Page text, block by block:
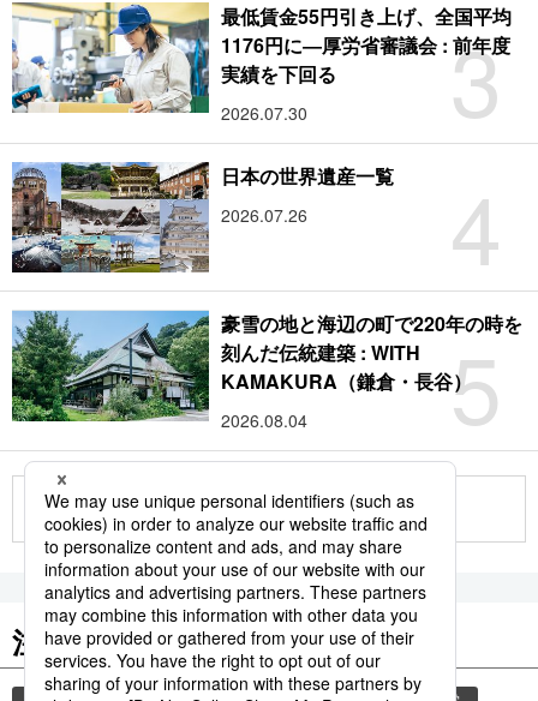
3
最低賃金55円引き上げ、全国平均
1176円に―厚労省審議会 : 前年度
実績を下回る
2026.07.30
4
日本の世界遺産一覧
2026.07.26
5
豪雪の地と海辺の町で220年の時を
刻んだ伝統建築 : WITH
KAMAKURA（鎌倉・長谷）
2026.08.04
もっと見る
注目のキーワード